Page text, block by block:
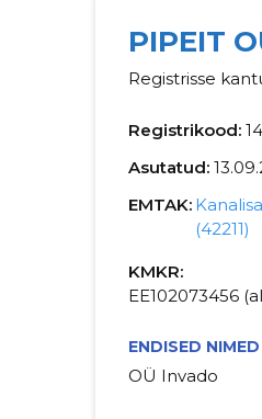
PIPEIT
Registrisse
Registrikood:
Asutatud:
EMTAK:
(42211)
KMKR:
EE102073456
ENDISED NIMED
OÜ Invado